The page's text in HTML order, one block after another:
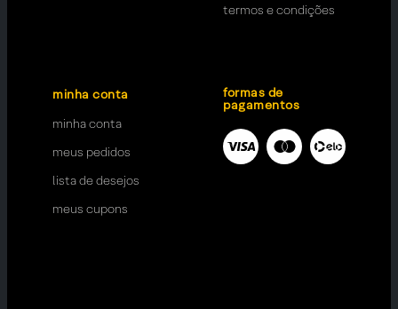
termos e condições
minha conta
minha conta
meus pedidos
lista de desejos
meus cupons
formas de
pagamentos